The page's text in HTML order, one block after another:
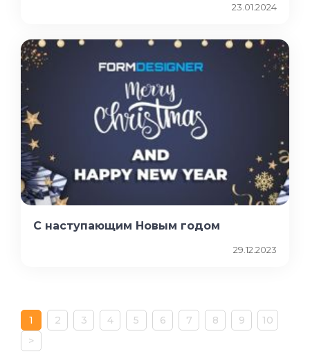
23.01.2024
С наступающим Новым годом
29.12.2023
1 2 3 4 5 6 7 8 9
10
>